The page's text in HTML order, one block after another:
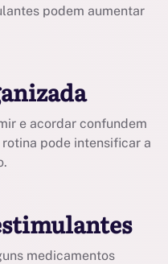
podem aumentar
e acordar confundem
pode intensificar a
medicamentos